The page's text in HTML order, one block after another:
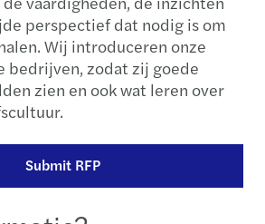
perspectief dat nodig is om
Wij introduceren onze
bedrijven, zodat zij goede
zien en ook wat leren over
Submit RFP